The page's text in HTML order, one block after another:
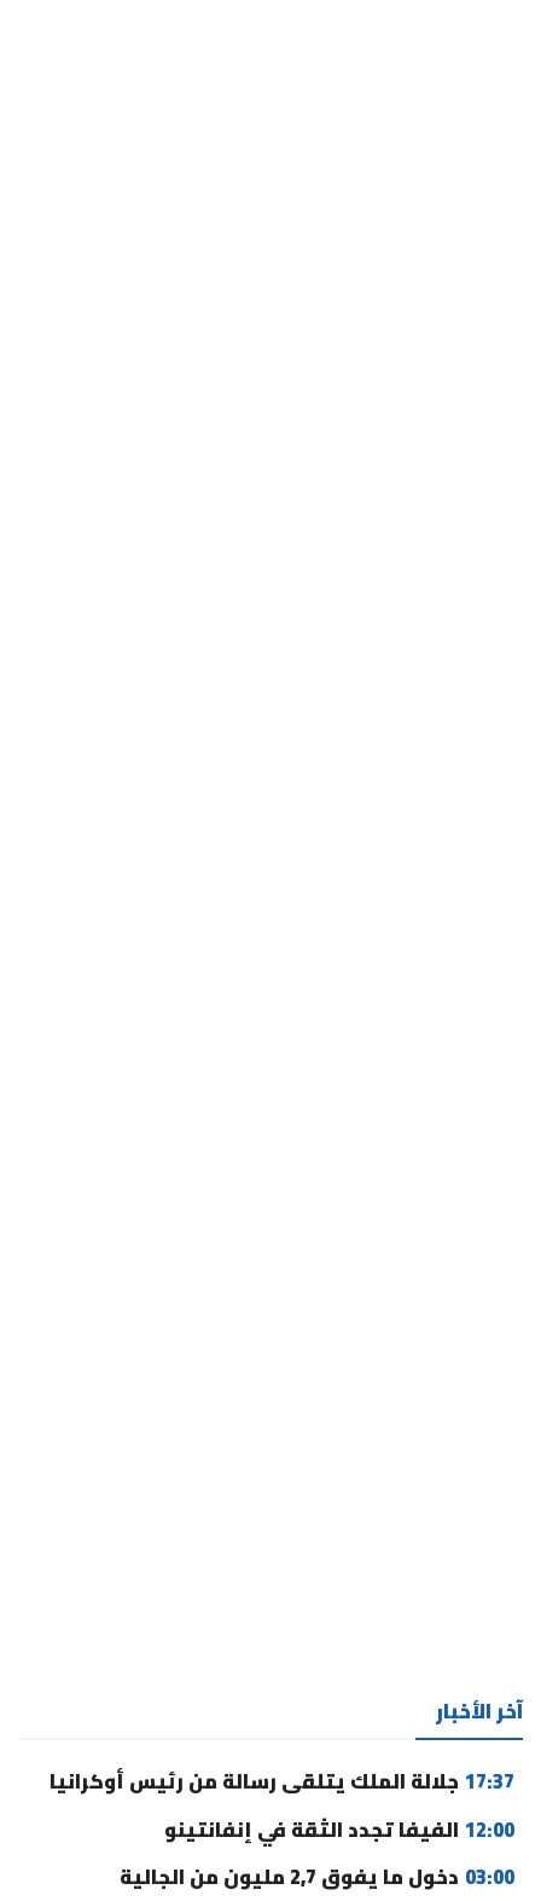
آخر الأخبار
17:37 جلالة الملك يتلقى رسالة من رئيس أوكرانيا
12:00 الفيفا تجدد الثقة في إنفانتينو
03:00 دخول ما يفوق 2,7 مليون من الجالية